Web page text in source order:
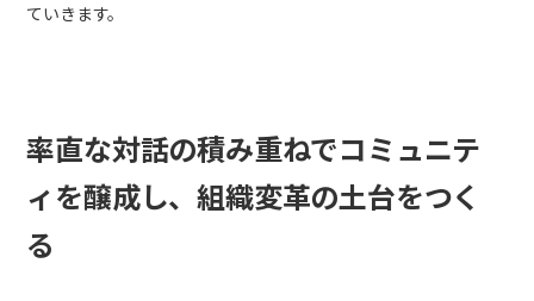
ていきます。
率直な対話の積み重ねでコミュニテ
ィを醸成し、組織変革の土台をつく
る